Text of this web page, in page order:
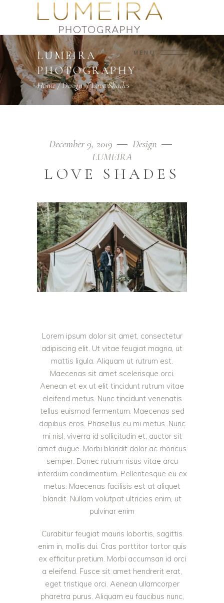
MENU
LUMEIRA
PHOTOGRAPHY
Home/Design/Love Shades
December 9, 2019
Design
LUMEIRA
LOVE SHADES
Lorem ipsum dolor sit amet, consectetur
adipiscing elit. Ut vitae feugiat magna, ut
mattis ligula. Aliquam ut rutrum est.
Maecenas sit amet scelerisque orci.
Aenean et ex ut elit tincidunt rutrum vitae
eleifend metus. Nunc tincidunt venenatis
tellus euismod fermentum. Maecenas sed
dapibus eros. Phasellus eu mi metus. Nunc
mi nisl, viverra id sollicitudin et, auctor sit
amet augue. Morbi blandit dolor ac rhoncus
semper. Donec rutrum risus vitae arcu
interdum condimentum. Pellentesque eu ex
metus. Maecenas facilisis est at aliquet
blandit. Nullam volutpat ultricies enim, ut
pulvinar enim
Curabitur feugiat mauris lobortis, sagittis
enim in, mollis dui. Cras porttitor tortor quis
ex efficitur pretium. Morbi accumsan id orci
a eleifend. Fusce sit amet hendrerit erat,
eget tristique orci. Aenean ullamcorper
pharetra purus. Aliquam eu faucibus nunc,